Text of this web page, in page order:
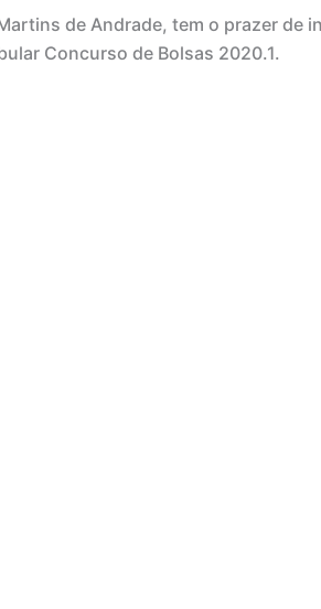
de Andrade, tem o prazer
Concurso de Bolsas 2020.1.